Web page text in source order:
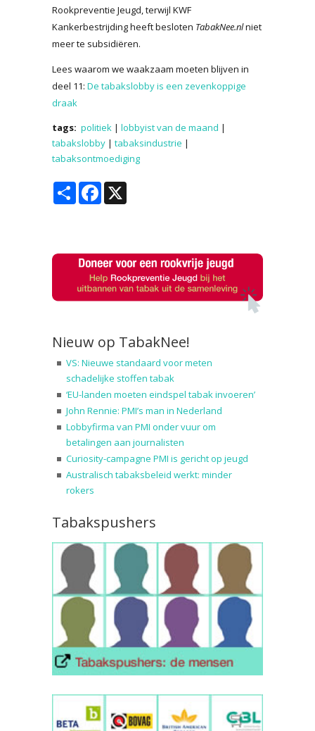
Rookpreventie Jeugd, terwijl KWF
Kankerbestrijding heeft besloten TabakNee.nlniet
meer te subsidiëren.
Lees waarom we waakzaam moeten blijven in
deel 11: De tabakslobby is een zevenkoppige
draak
tags: politiek | lobbyist van de maand |
tabakslobby | tabaksindustrie |
tabaksontmoediging
Share Facebook
Nieuw op TabakNee!
VS: Nieuwe standaard voor meten
schadelijke stoffen tabak
‘EU-landen moeten eindspel tabak invoeren’
John Rennie: PMI’s man in Nederland
Lobbyfirma van PMI onder vuur om
betalingen aan journalisten
Curiosity-campagne PMI is gericht op jeugd
Australisch tabaksbeleid werkt: minder
rokers
Tabakspushers